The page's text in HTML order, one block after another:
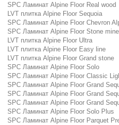
SPC Ламинат Alpine Floor Real wood
LVT плитка Alpine Floor Sequoia
SPC Ламинат Alpine Floor Chevron
SPC Ламинат Alpine Floor Stone
LVT плитка Alpine Floor Ultra
LVT плитка Alpine Floor Easy line
LVT плитка Alpine Floor Grand stone
SPC Ламинат Alpine Floor Solo
SPC Ламинат Alpine Floor Classic
SPC Ламинат Alpine Floor Grand
SPC Ламинат Alpine Floor Grand
SPC Ламинат Alpine Floor Grand
SPC Ламинат Alpine Floor Solo Plus
SPC Ламинат Alpine Floor Parquet